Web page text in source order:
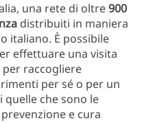
una rete di oltre900
distribuiti in maniera
italiano. È possibile
effettuare una visita
raccogliere
per sé o per un
che sono le
e cura